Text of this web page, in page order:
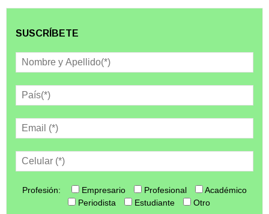
SUSCRÍBETE
Profesión: Empresario Profesional
Académico
Periodista
Estudiante Otro